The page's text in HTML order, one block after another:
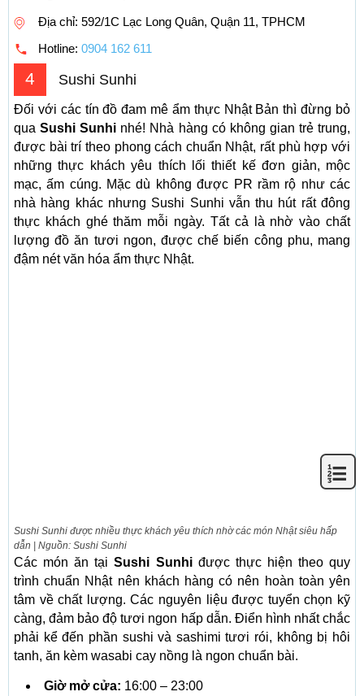
Địa chỉ: 592/1C Lạc Long Quân, Quận 11, TPHCM
Hotline: 0904 162 611
4 Sushi Sunhi
Đối với các tín đồ đam mê ẩm thực Nhật Bản thì đừng bỏ
quaSushi Sunhi nhé! Nhà hàng có không gian trẻ trung,
được bài trí theo phong cách chuẩn Nhật, rất phù hợp với
những thực khách yêu thích lối thiết kế đơn giản, mộc
mạc, ấm cúng. Mặc dù không được PR rầm rộ như các
nhà hàng khác nhưng Sushi Sunhi vẫn thu hút rất đông
thực khách ghé thăm mỗi ngày. Tất cả là nhờ vào chất
lượng đồ ăn tươi ngon, được chế biến công phu, mang
đậm nét văn hóa ẩm thực Nhật.
Sushi Sunhi được nhiều thực khách yêu thích nhờ các món Nhật siêu hấp
dẫn | Nguồn: Sushi Sunhi
Các món ăn tạiSushi Sunhi được thực hiện theo quy
trình chuẩn Nhật nên khách hàng có nên hoàn toàn yên
tâm về chất lượng. Các nguyên liệu được tuyển chọn kỹ
càng, đảm bảo độ tươi ngon hấp dẫn. Điển hình nhất chắc
phải kể đến phần sushi và sashimi tươi rói, không bị hôi
tanh, ăn kèm wasabi cay nồng là ngon chuẩn bài.
Giờ mở cửa: 16:00 – 23:00